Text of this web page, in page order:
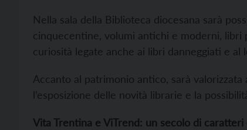
Nella sala della Biblioteca diocesana sarà
cinquecentine, volumi antichi e moderni,
curiosità legate anche ai libri danneggiati e al
Accanto al patrimonio antico, sarà
l’esposizione delle novità librarie e la
Vita Trentina e ViTrend: un secolo di